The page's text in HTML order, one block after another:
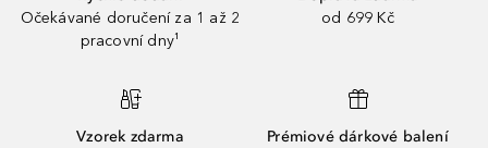
Očekávané doručení za 1 až 2
pracovní dny¹
od 699 Kč
Vzorek zdarma
Prémiové dárkové balení